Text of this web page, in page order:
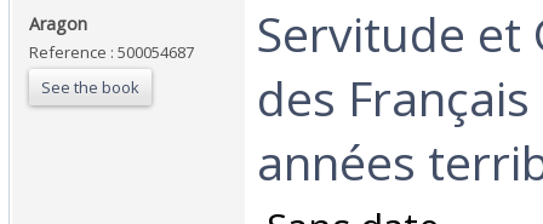
‎Aragon‎
Reference : 500054687
See the book
‎Servitude et
des
années